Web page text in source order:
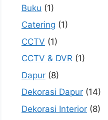
Buku (1)
Catering (1)
CCTV (1)
CCTV & DVR (1)
Dapur (8)
Dekorasi Dapur (14)
Dekorasi Interior (8)